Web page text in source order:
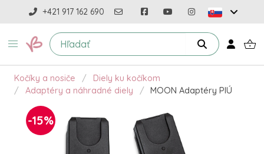
+421 917 162 690
Kočíky a nosiče
Diely ku kočíkom
Adaptéry a náhradné diely
MOON Adaptéry PIÚ
-15%